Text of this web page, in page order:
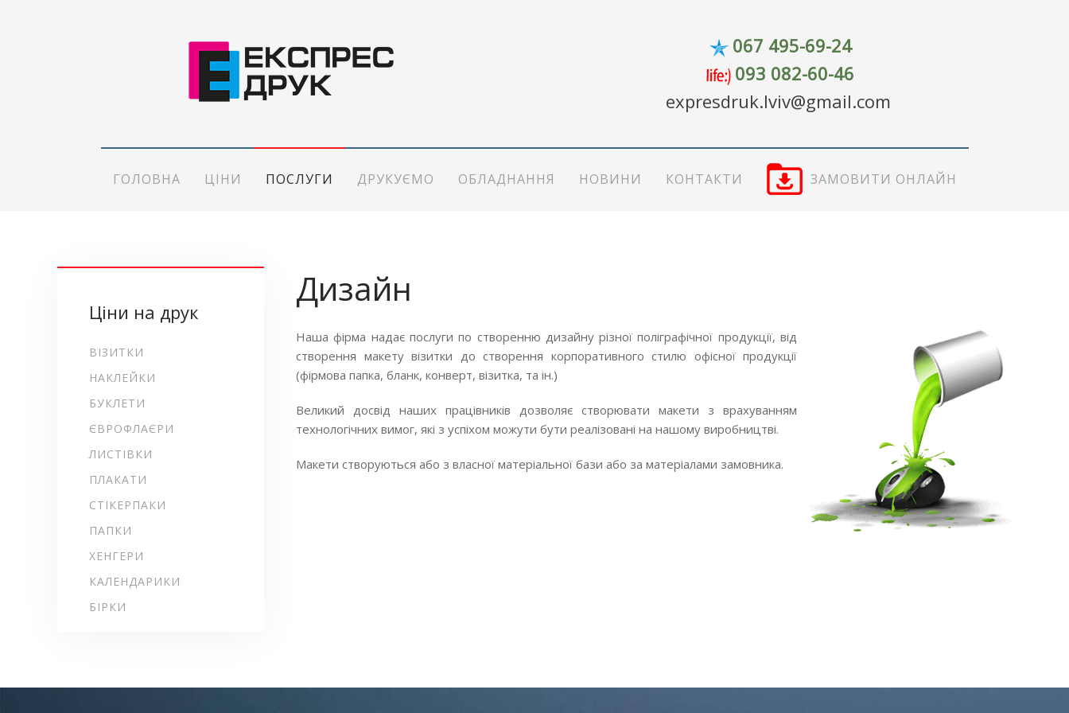
067 495-69-24
093 082-60-46
expresdruk.lviv@gmail.com
ГОЛОВНА ЦІНИ ПОСЛУГИ ДРУКУЄМО ОБЛАДНАННЯ НОВИНИ КОНТАКТИ ­ЗАМОВИТИ ОНЛАЙН
Ціни на друк
ВІЗИТКИ
НАКЛЕЙКИ
БУКЛЕТИ
ЄВРОФЛАЄРИ
ЛИСТІВКИ
ПЛАКАТИ
СТІКЕРПАКИ
ПАПКИ
ХЕНГЕРИ
КАЛЕНДАРИКИ
БІРКИ
Дизайн
Наша фірма надає послуги по створенню дизайну різної поліграфічної продукції, від
створення макету візитки до створення корпоративного стилю офісної продукції
(фірмова папка, бланк, конверт, візитка, та ін.)
Великий досвід наших працівників дозволяє створювати макети з врахуванням
технологічних вимог, які з успіхом можути бути реалізовані на нашому виробництві.
Макети створуються або з власної матеріальної бази або за матеріалами замовника.